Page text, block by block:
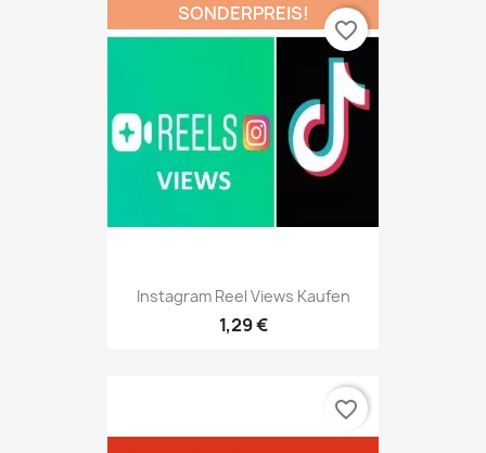
Instagram Reel Views Kaufen
1,29 €
SONDERPREIS!
favorite_border
favorite_border